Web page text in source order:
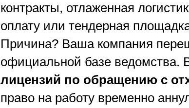
контракты, отлаженная
оплату или тендерная
Причина? Ваша компания
официальной базе ведомства.
лицензий по обращению с
право на работу временно